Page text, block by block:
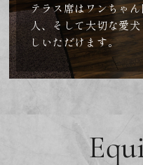
テラス席はワンちゃ
人、そして大切な愛
しいただけます。